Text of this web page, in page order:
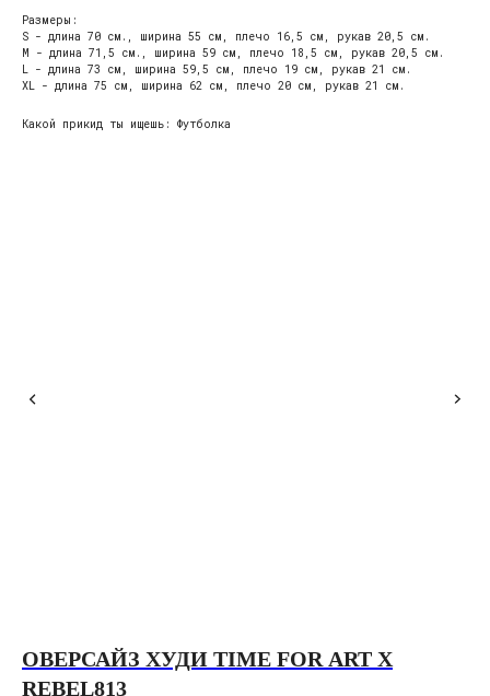
Размеры:
S - длина 70 см., ширина 55 см, плечо 16,5 см, рукав 20,5 см.
М - длина 71,5 см., ширина 59 см, плечо 18,5 см, рукав 20,5 см.
L - длина 73 см, ширина 59,5 см, плечо 19 см, рукав 21 см.
XL - длина 75 см, ширина 62 см, плечо 20 см, рукав 21 см.
Какой прикид ты ищешь: Футболка
ОВЕРСАЙЗ ХУДИ TIME FOR ART X
REBEL813